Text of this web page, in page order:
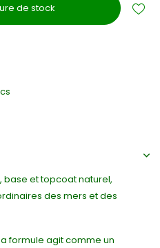
de stock
base et topcoat naturel,
des mers et des
formule agit comme un